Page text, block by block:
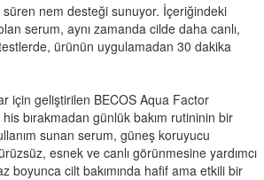
süren nem desteği sunuyor. İçeriğindeki
serum, aynı zamanda cilde daha canlı,
ürünün uygulamadan 30 dakika
için geliştirilen BECOS Aqua Factor
bırakmadan günlük bakım rutininin bir
sunan serum, güneş koruyucu
esnek ve canlı görünmesine yardımcı
boyunca cilt bakımında hafif ama etkili bir